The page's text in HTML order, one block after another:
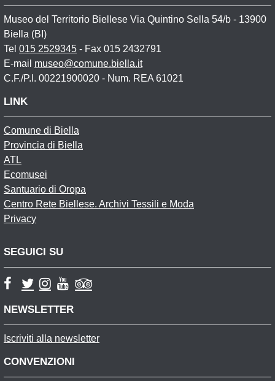
Museo del Territorio Biellese Via Quintino Sella 54/b - 13900
Biella (BI)
Tel 015 2529345 - Fax 015 2432791
E-mail museo@comune.biella.it
C.F./P.I. 00221900020 - Num. REA 61021
LINK
Comune di Biella
Provincia di Biella
ATL
Ecomusei
Santuario di Oropa
Centro Rete Biellese. Archivi Tessili e Moda
Privacy
SEGUICI SU
NEWSLETTER
Iscriviti alla newsletter
CONVENZIONI